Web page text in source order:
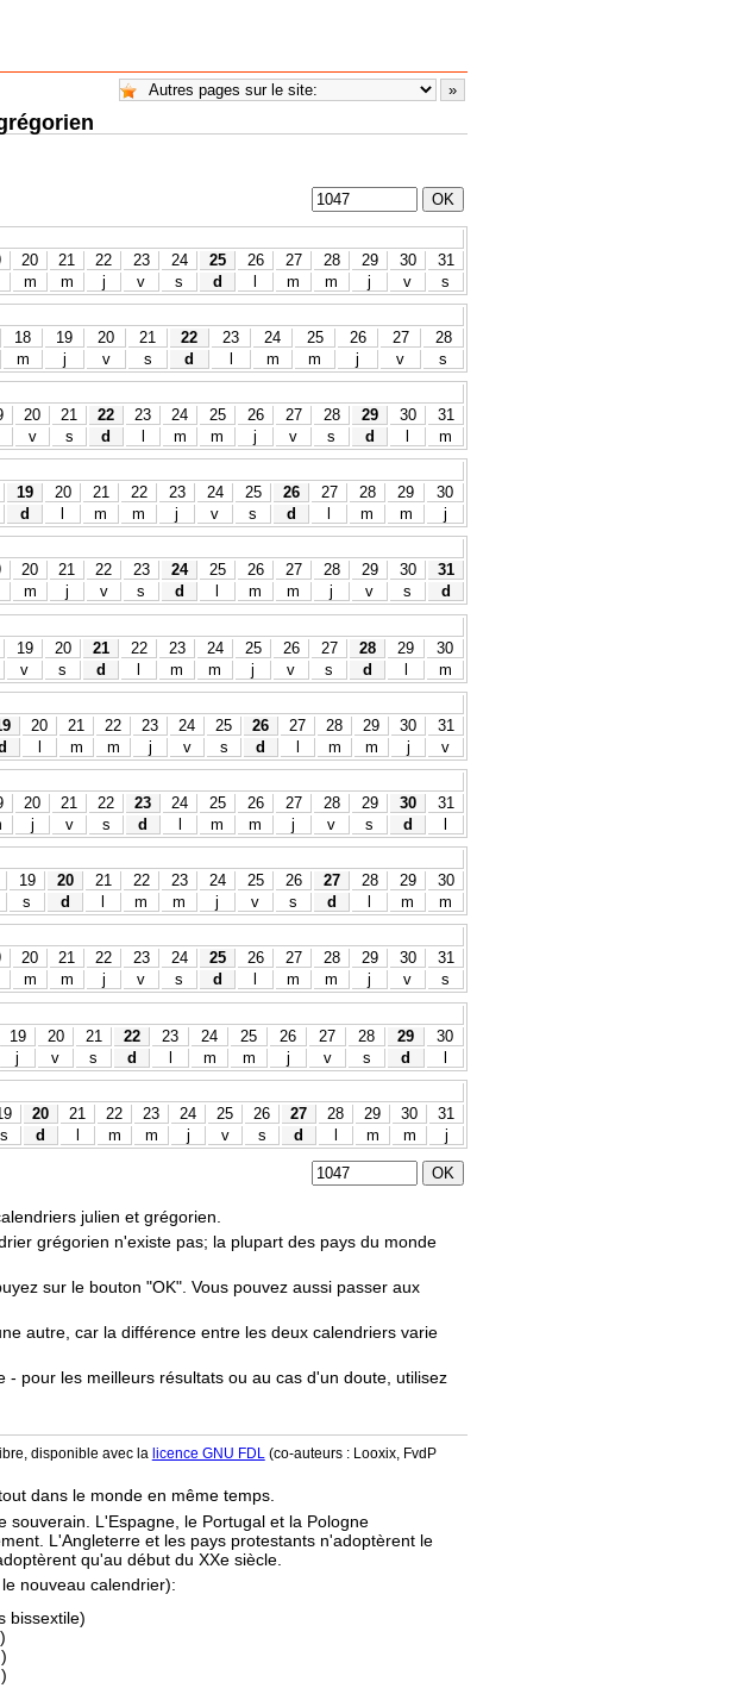
20 21 22 23 24 25 26 27 28 29 30
31
m m j v s d l m m j v
s
18 19 20 21 22 23 24 25 26 27
28
m j v s d m m j v
s
20 21 22 23 24 25 26 27 28 29 30
31
v s d m m j v s d
m
19 20 21 22 23 24 25 26 27 28 29
30
d m m j v s d m m
j
20 21 22 23 24 25 26 27 28 29 30
31
m j v s d m m j v s
d
19 20 21 22 23 24 25 26 27 28 29
30
v s d l m m j v s d l
m
20 21 22 23 24 25 26 27 28 29 30
31
m m j v s d m m j
v
20 21 22 23 24 25 26 27 28 29 30
31
j v s d m m j v s d
19 20 21 22 23 24 25 26 27 28 29
30
s d m m j v s d m
m
20 21 22 23 24 25 26 27 28 29 30
31
m m j v s d m m j v
s
19 20 21 22 23 24 25 26 27 28 29
30
j v s d l m m j v s d
l
20 21 22 23 24 25 26 27 28 29 30
31
s d l m m j v s d l m m
j
julien et grégorien.
grégorien n'existe pas; la plupart des pays du monde
sur le bouton "OK". Vous pouvez aussi passer aux
autre, car la différence entre les deux calendriers varie
pour les meilleurs résultats ou au cas d'un doute, utilisez
disponible avec la licence GNU FDL(co-auteurs : Looxix, FvdP
dans le monde en même temps.
L'Espagne, le Portugal et la Pologne
L'Angleterre et les pays protestants n'adoptèrent le
qu'au début du XXe siècle.
nouveau calendrier):
bissextile)